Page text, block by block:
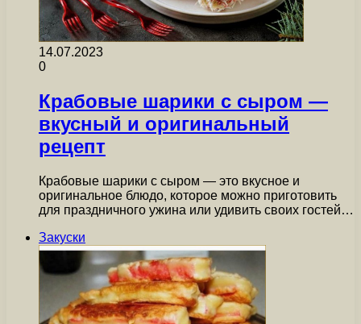
14.07.2023
0
Крабовые шарики с сыром —
вкусный и оригинальный
рецепт
Крабовые шарики с сыром — это вкусное и
оригинальное блюдо, которое можно приготовить
для праздничного ужина или удивить своих гостей…
Закуски